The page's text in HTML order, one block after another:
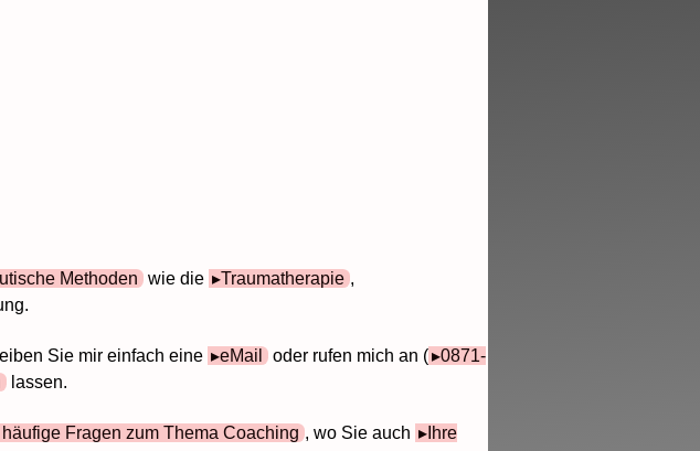
Methoden wie die Traumatherapie ,
Sie mir einfach eine eMail oder rufen mich an (
0871-
lassen.
Fragen zum Thema Coaching , wo Sie auch
Ihre